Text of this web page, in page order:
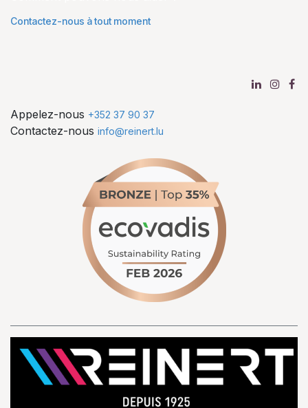
Contactez-nous à tout moment
Appelez-nous +352 37 90 37
Contactez-nous info@reinert.lu